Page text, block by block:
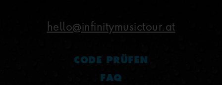
hello@infinitymusictour.at
CODE PRÜFEN
FAQ